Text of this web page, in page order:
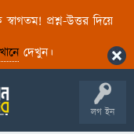
প্রশ্ন-উত্তর দিয়ে
দেখুন।
লগ ইন